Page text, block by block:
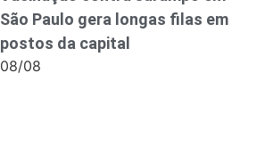
São Paulo gera longas filas em
postos da capital
08/08